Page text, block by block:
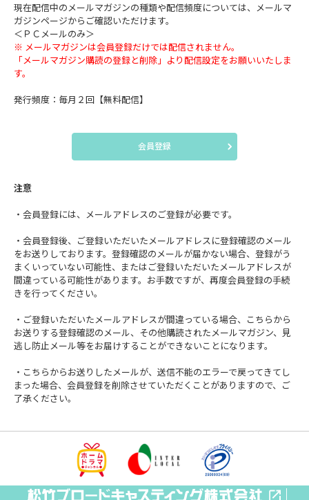
現在配信中のメールマガジンの種類や配信頻度については、メールマ
ガジンページからご確認いただけます。
＜ＰＣメールのみ＞
※ メールマガジンは会員登録だけでは配信されません。
「メールマガジン購読の登録と削除」より配信設定をお願いいたしま
す。
発行頻度：毎月２回【無料配信】
会員登録
注意
・会員登録には、メールアドレスのご登録が必要です。
・会員登録後、ご登録いただいたメールアドレスに登録確認のメール
をお送りしております。登録確認のメールが届かない場合、登録がう
まくいっていない可能性、またはご登録いただいたメールアドレスが
間違っている可能性があります。お手数ですが、再度会員登録の手続
きを行ってください。
・ご登録いただいたメールアドレスが間違っている場合、こちらから
お送りする登録確認のメール、その他購読されたメールマガジン、見
逃し防止メール等をお届けすることができないことになります。
・こちらからお送りしたメールが、送信不能のエラーで戻ってきてし
まった場合、会員登録を削除させていただくことがありますので、ご
了承ください。